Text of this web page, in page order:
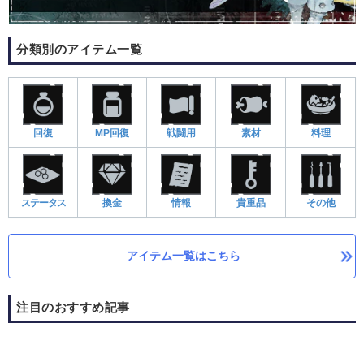
分類別のアイテム一覧
回復 MP回復 戦闘用 素材 料理
ステータス 換金 情報 貴重品 その他
アイテム一覧はこちら
注目のおすすめ記事